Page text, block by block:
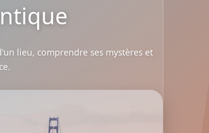
lieu, comprendre ses mystères et